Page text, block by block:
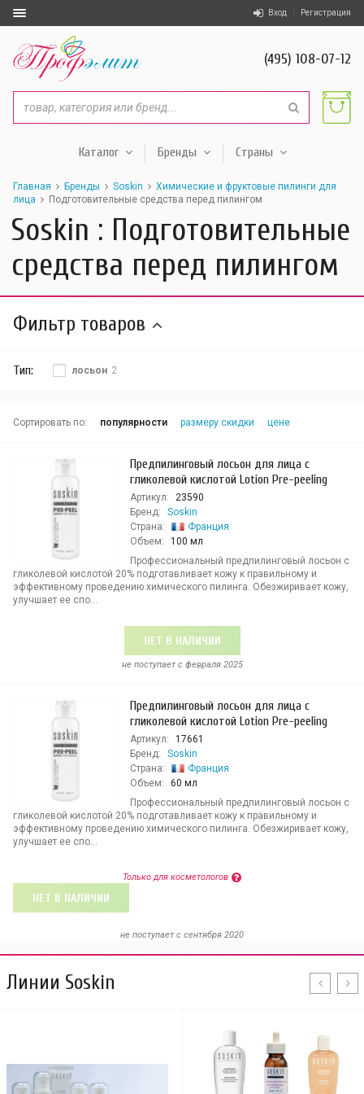
Вход Регистрация
(495) 108-07-12
Каталог Бренды Страны
Главная Бренды Soskin
Химические и фруктовые пилинги для
лица
Подготовительные средства перед пилингом
Soskin : Подготовительные
средства перед пилингом
Фильтр товаров
Тип: лосьон 2
Сортировать по: популярности размеру скидки цене
Предпилинговый лосьон для лица с
гликолевой кислотой Lotion Pre-peeling
Артикул:
23590
Бренд:
Soskin
Страна:
Франция
Объем:
100 мл
Профессиональный предпилинговый лосьон с
гликолевой кислотой 20% подготавливает кожу к правильному и
эффективному проведению химического пилинга. Обезжиривает кожу,
улучшает ее спо...
НЕТ В НАЛИЧИИ
не поступает c февраля 2025
Предпилинговый лосьон для лица с
гликолевой кислотой Lotion Pre-peeling
Артикул:
17661
Бренд:
Soskin
Страна:
Франция
Объем:
60 мл
Профессиональный предпилинговый лосьон с
гликолевой кислотой 20% подготавливает кожу к правильному и
эффективному проведению химического пилинга. Обезжиривает кожу,
улучшает ее спо...
Только для косметологов
НЕТ В НАЛИЧИИ
не поступает c сентября 2020
Линии Soskin